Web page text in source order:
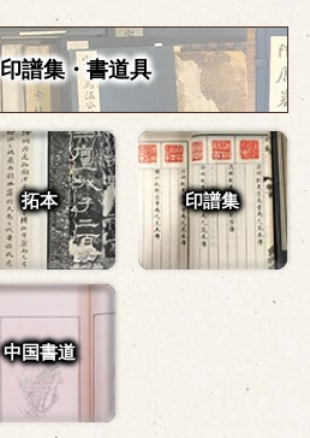
印譜集・書道具
拓本 印譜集
中国書道